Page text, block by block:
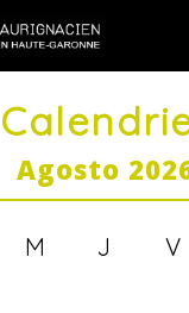
Agosto
M J V